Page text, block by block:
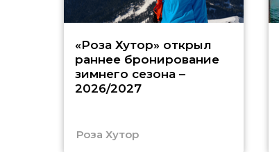
«Роза Хутор» открыл
раннее бронирование
зимнего сезона –
2026/2027
Роза Хутор